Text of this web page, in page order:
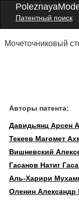
Патентный поиск
Мочеточниковый
Авторы патента:
Давидьянц Арсен
Текеев Магомет
Вишневский
Гасанов Натиг
Аль-Харири
Оленин Александр